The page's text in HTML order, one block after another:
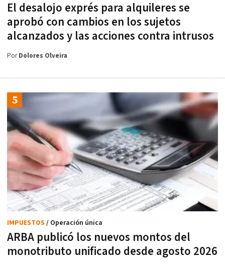
El desalojo exprés para alquileres se
aprobó con cambios en los sujetos
alcanzados y las acciones contra intrusos
PorDolores Olveira
ARBA publicó los nuevos montos del
monotributo unificado desde agosto 2026
IMPUESTOS / Operación única